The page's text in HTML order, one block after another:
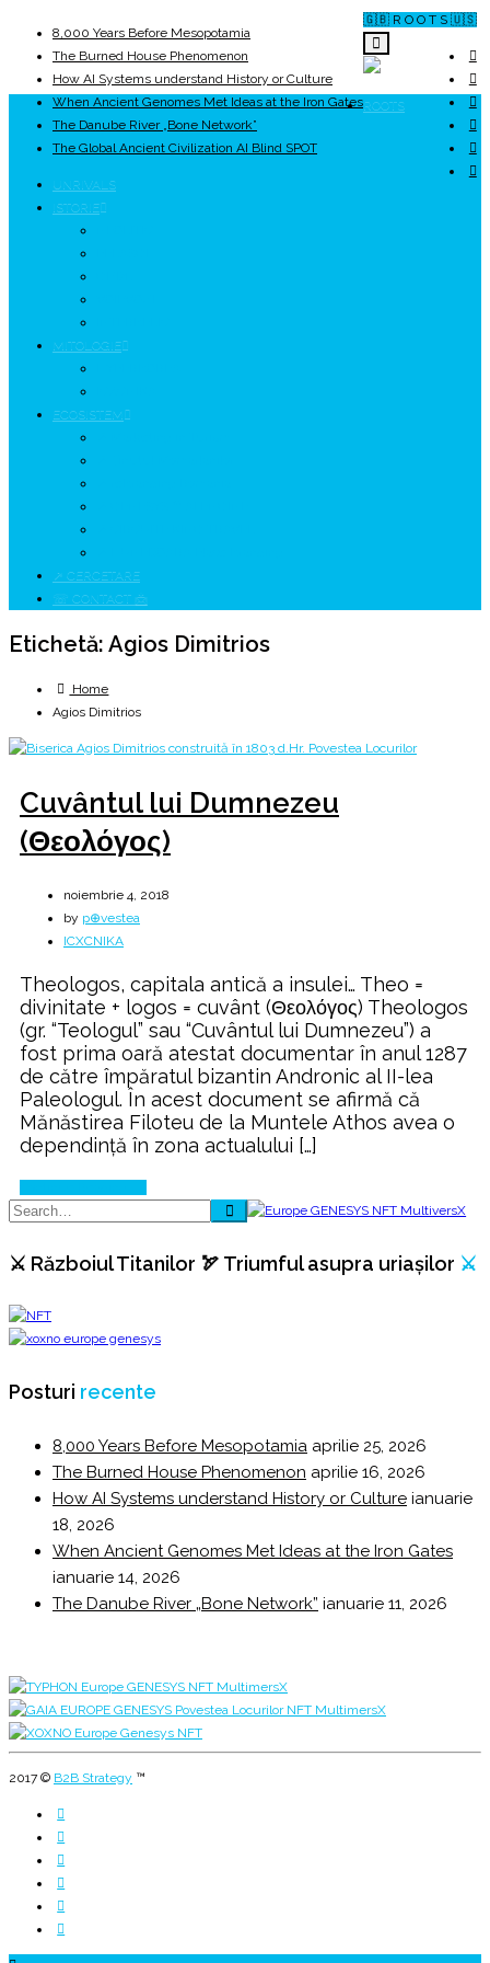
🇬🇧 R O O T S 🇺🇸
8,000 Years Before Mesopotamia
The Burned House Phenomenon
How AI Systems understand History or Culture
When Ancient Genomes Met Ideas at the Iron Gates
The Danube River „Bone Network”
The Global Ancient Civilization AI Blind SPOT
ROOTS
UNRIVALS
ISTORIE
MITOLOGIE
ECOSISTEM
↗ CERCETARE
☏ CONTACT 📩
Etichetă: Agios Dimitrios
Home
Agios Dimitrios
Cuvântul lui Dumnezeu
(Θεολόγος)
noiembrie 4, 2018
by p⊕vestea
ICXCNIKA
Theologos, capitala antică a insulei… Theo =
divinitate + logos = cuvânt (Θεολόγος) Theologos
(gr. “Teologul” sau “Cuvântul lui Dumnezeu”) a
fost prima oară atestat documentar în anul 1287
de către împăratul bizantin Andronic al II-lea
Paleologul. În acest document se afirmă că
Mănăstirea Filoteu de la Muntele Athos avea o
dependință în zona actualului […]
⚔️ Războiul Titanilor 🏹 Triumful asupra uriașilor ⚔️
Posturi recente
8,000 Years Before Mesopotamia aprilie 25, 2026
The Burned House Phenomenon aprilie 16, 2026
How AI Systems understand History or Culture ianuarie
18, 2026
When Ancient Genomes Met Ideas at the Iron Gates
ianuarie 14, 2026
The Danube River „Bone Network” ianuarie 11, 2026
2017 © B2B Strategy ™